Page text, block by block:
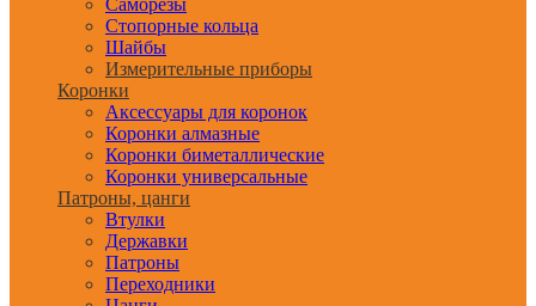
Саморезы
Стопорные кольца
Шайбы
Измерительные приборы
Коронки
Аксессуары для коронок
Коронки алмазные
Коронки биметаллические
Коронки универсальные
Патроны, цанги
Втулки
Державки
Патроны
Переходники